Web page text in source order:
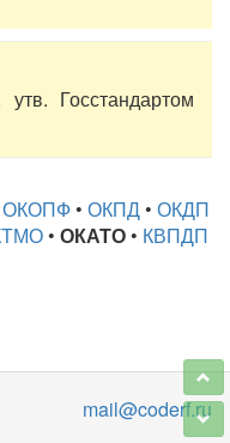
Госстандартом
ОКОПФ • ОКПД • ОКДП
• ОКАТО• КВПДП
mail@coderf.ru